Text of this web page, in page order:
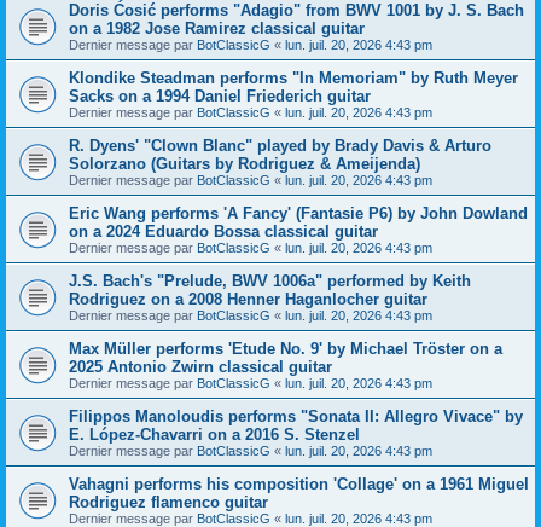
Doris Ćosić performs "Adagio" from BWV 1001 by J. S. Bach
on a 1982 Jose Ramirez classical guitar
Dernier message par BotClassicG « lun. juil. 20, 2026 4:43 pm
Klondike Steadman performs "In Memoriam" by Ruth Meyer
Sacks on a 1994 Daniel Friederich guitar
Dernier message par BotClassicG « lun. juil. 20, 2026 4:43 pm
R. Dyens' "Clown Blanc" played by Brady Davis & Arturo
Solorzano (Guitars by Rodriguez & Ameijenda)
Dernier message par BotClassicG « lun. juil. 20, 2026 4:43 pm
Eric Wang performs 'A Fancy' (Fantasie P6) by John Dowland
on a 2024 Eduardo Bossa classical guitar
Dernier message par BotClassicG « lun. juil. 20, 2026 4:43 pm
J.S. Bach's "Prelude, BWV 1006a" performed by Keith
Rodriguez on a 2008 Henner Haganlocher guitar
Dernier message par BotClassicG « lun. juil. 20, 2026 4:43 pm
Max Müller performs 'Etude No. 9' by Michael Tröster on a
2025 Antonio Zwirn classical guitar
Dernier message par BotClassicG « lun. juil. 20, 2026 4:43 pm
Filippos Manoloudis performs "Sonata II: Allegro Vivace" by
E. López-Chavarri on a 2016 S. Stenzel
Dernier message par BotClassicG « lun. juil. 20, 2026 4:43 pm
Vahagni performs his composition 'Collage' on a 1961 Miguel
Rodriguez flamenco guitar
Dernier message par BotClassicG « lun. juil. 20, 2026 4:43 pm